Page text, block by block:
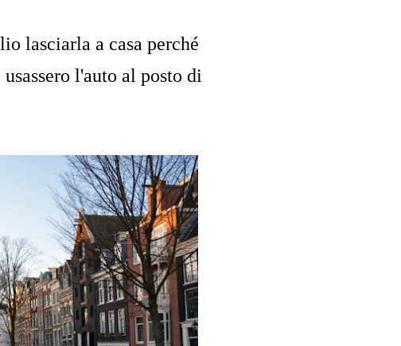
lasciarla a casa perché
l'auto al posto di